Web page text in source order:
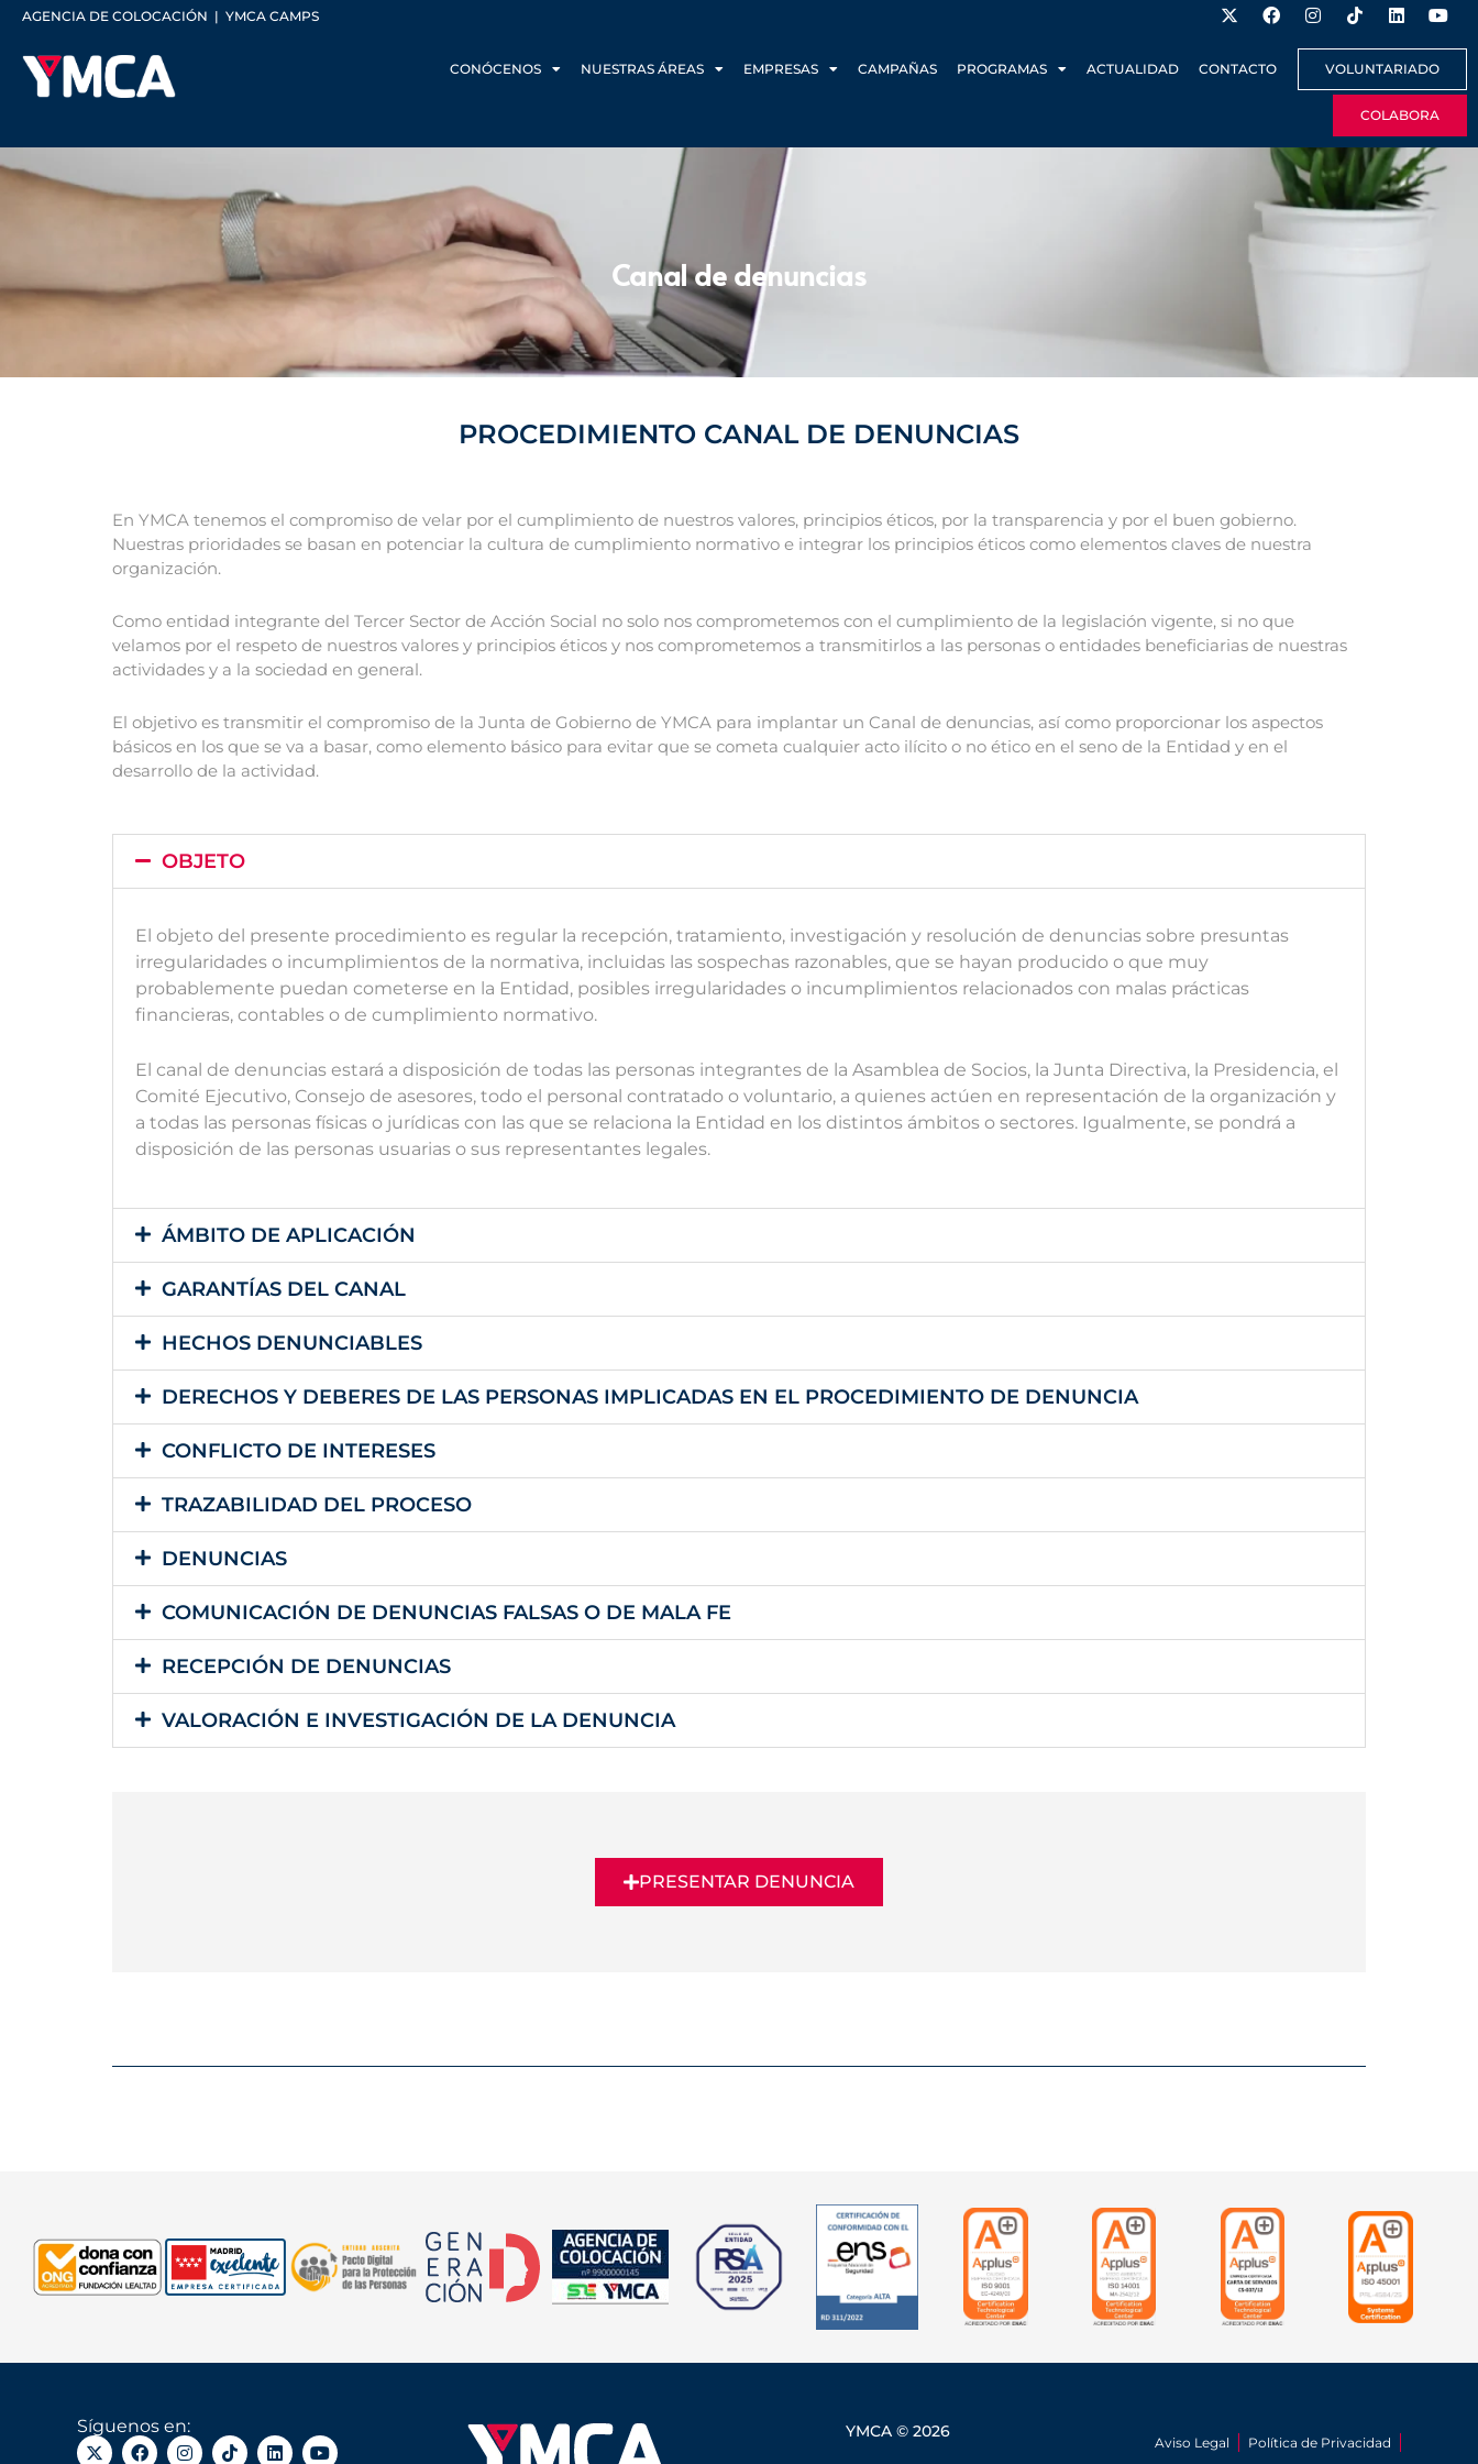
AGENCIA DE COLOCACIÓN | YMCA CAMPS
CONÓCENOS NUESTRAS ÁREAS EMPRESAS CAMPAÑAS PROGRAMAS ACTUALIDAD CONTACTO VOLUNTARIADO
COLABORA
Canal de denuncias
PROCEDIMIENTO CANAL DE DENUNCIAS
En YMCA tenemos el compromiso de velar por el cumplimiento de nuestros valores, principios éticos, por la transparencia y por el buen gobierno.
Nuestras prioridades se basan en potenciar la cultura de cumplimiento normativo e integrar los principios éticos como elementos claves de nuestra
organización.
Como entidad integrante del Tercer Sector de Acción Social no solo nos comprometemos con el cumplimiento de la legislación vigente, si no que
velamos por el respeto de nuestros valores y principios éticos y nos comprometemos a transmitirlos a las personas o entidades beneficiarias de nuestras
actividades y a la sociedad en general.
El objetivo es transmitir el compromiso de la Junta de Gobierno de YMCA para implantar un Canal de denuncias, así como proporcionar los aspectos
básicos en los que se va a basar, como elemento básico para evitar que se cometa cualquier acto ilícito o no ético en el seno de la Entidad y en el
desarrollo de la actividad.
OBJETO
El objeto del presente procedimiento es regular la recepción, tratamiento, investigación y resolución de denuncias sobre presuntas
irregularidades o incumplimientos de la normativa, incluidas las sospechas razonables, que se hayan producido o que muy
probablemente puedan cometerse en la Entidad, posibles irregularidades o incumplimientos relacionados con malas prácticas
financieras, contables o de cumplimiento normativo.
El canal de denuncias estará a disposición de todas las personas integrantes de la Asamblea de Socios, la Junta Directiva, la Presidencia, el
Comité Ejecutivo, Consejo de asesores, todo el personal contratado o voluntario, a quienes actúen en representación de la organización y
a todas las personas físicas o jurídicas con las que se relaciona la Entidad en los distintos ámbitos o sectores. Igualmente, se pondrá a
disposición de las personas usuarias o sus representantes legales.
ÁMBITO DE APLICACIÓN
GARANTÍAS DEL CANAL
HECHOS DENUNCIABLES
DERECHOS Y DEBERES DE LAS PERSONAS IMPLICADAS EN EL PROCEDIMIENTO DE DENUNCIA
CONFLICTO DE INTERESES
TRAZABILIDAD DEL PROCESO
DENUNCIAS
COMUNICACIÓN DE DENUNCIAS FALSAS O DE MALA FE
RECEPCIÓN DE DENUNCIAS
VALORACIÓN E INVESTIGACIÓN DE LA DENUNCIA
PRESENTAR DENUNCIA
Síguenos en: YMCA © 2026
Aviso Legal Política de Privacidad